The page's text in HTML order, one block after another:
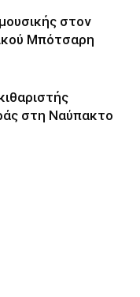
στον
Μπότσαρη
στη Ναύπακτο